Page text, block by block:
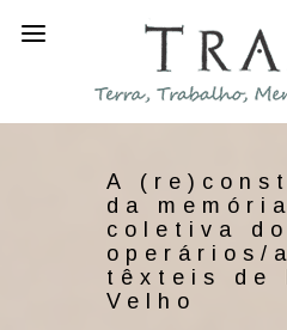
A
da memória
coletiva
operários/
têxteis de
Velho